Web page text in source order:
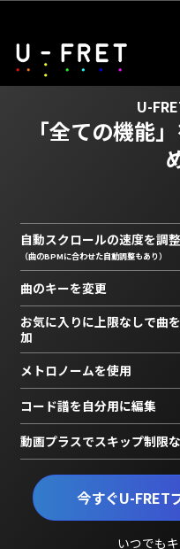
U-
「全ての機能
今すぐU-FRET
いつでも
自動スクロールの速度を調整
（曲のBPMに合わせた自動調整もあり）
曲のキーを変更
お気に入りに上限なしで曲
加
メトロノームを使用
コード譜を自分用に編集
動画プラスでスキップ制限